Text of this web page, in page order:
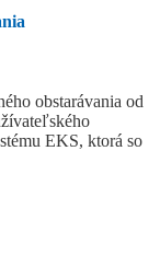
obstarávania od
EKS, ktorá so